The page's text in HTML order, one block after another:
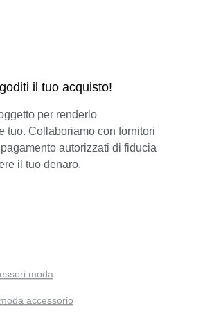
il tuo acquisto!
per renderlo
tuo. Collaboriamo con fornitori
autorizzati di fiducia
il tuo denaro.
moda
accessorio